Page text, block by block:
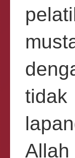
tidak
Allah